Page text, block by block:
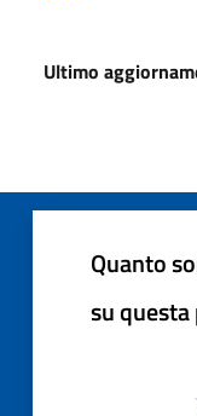
Ultimo
Quanto
su